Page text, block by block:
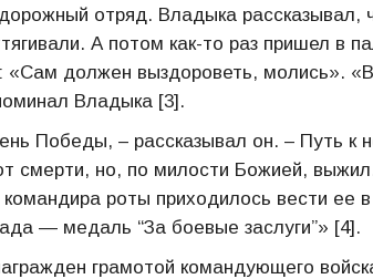
отряд. Владыка рассказывал,
А потом как-то раз пришел в
«Сам должен выздороветь, молись».
Владыка [3].
Победы, – рассказывал он. – Путь к
смерти, но, по милости Божией,
роты приходилось вести ее
— медаль “За боевые заслуги”» [4].
грамотой командующего